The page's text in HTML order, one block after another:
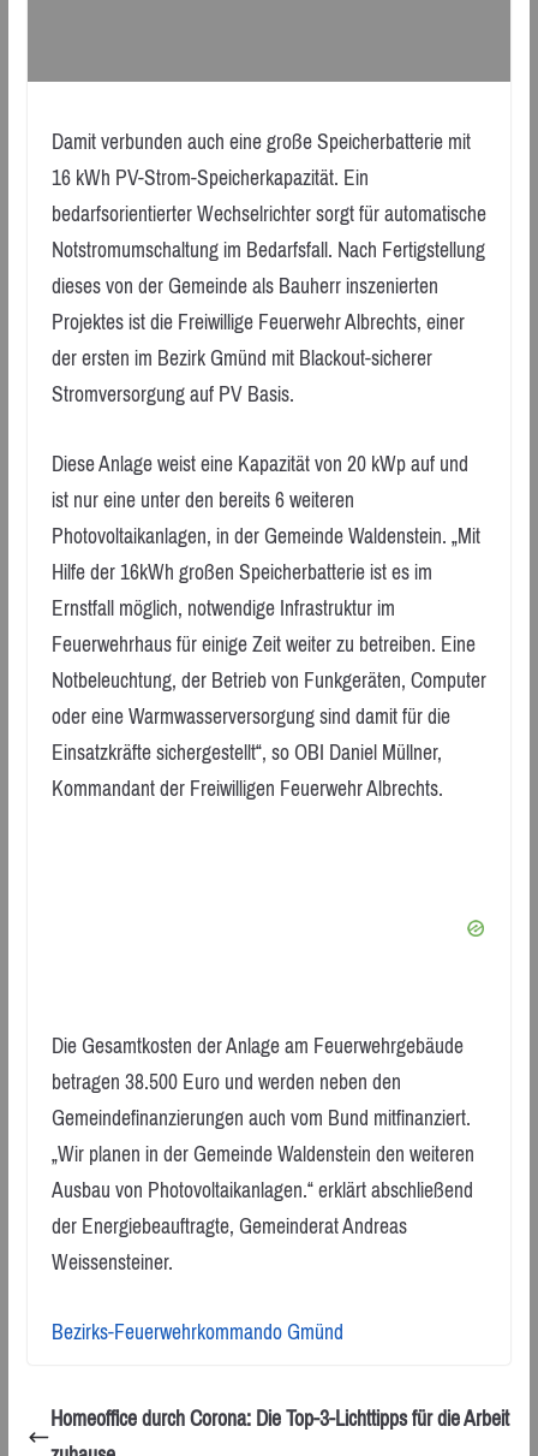
Damit verbunden auch eine große Speicherbatterie mit
16 kWh PV-Strom-Speicherkapazität. Ein
bedarfsorientierter Wechselrichter sorgt für automatische
Notstromumschaltung im Bedarfsfall. Nach Fertigstellung
dieses von der Gemeinde als Bauherr inszenierten
Projektes ist die Freiwillige Feuerwehr Albrechts, einer
der ersten im Bezirk Gmünd mit Blackout-sicherer
Stromversorgung auf PV Basis.
Diese Anlage weist eine Kapazität von 20 kWp auf und
ist nur eine unter den bereits 6 weiteren
Photovoltaikanlagen, in der Gemeinde Waldenstein. „Mit
Hilfe der 16kWh großen Speicherbatterie ist es im
Ernstfall möglich, notwendige Infrastruktur im
Feuerwehrhaus für einige Zeit weiter zu betreiben. Eine
Notbeleuchtung, der Betrieb von Funkgeräten, Computer
oder eine Warmwasserversorgung sind damit für die
Einsatzkräfte sichergestellt“, so OBI Daniel Müllner,
Kommandant der Freiwilligen Feuerwehr Albrechts.
Die Gesamtkosten der Anlage am Feuerwehrgebäude
betragen 38.500 Euro und werden neben den
Gemeindefinanzierungen auch vom Bund mitfinanziert.
„Wir planen in der Gemeinde Waldenstein den weiteren
Ausbau von Photovoltaikanlagen.“ erklärt abschließend
der Energiebeauftragte, Gemeinderat Andreas
Weissensteiner.
Bezirks-Feuerwehrkommando Gmünd
Homeoffice durch Corona: Die Top-3-Lichttipps für die Arbeit